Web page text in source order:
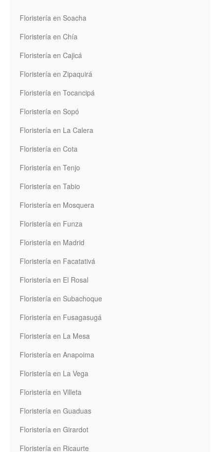
Floristería en Soacha
Floristería en Chía
Floristería en Cajicá
Floristería en Zipaquirá
Floristería en Tocancipá
Floristería en Sopó
Floristería en La Calera
Floristería en Cota
Floristería en Tenjo
Floristería en Tabio
Floristería en Mosquera
Floristería en Funza
Floristería en Madrid
Floristería en Facatativá
Floristería en El Rosal
Floristería en Subachoque
Floristería en Fusagasugá
Floristería en La Mesa
Floristería en Anapoima
Floristería en La Vega
Floristería en Villeta
Floristería en Guaduas
Floristería en Girardot
Floristería en Ricaurte